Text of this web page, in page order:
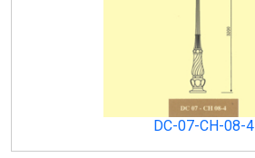
DC-07-CH-08-4